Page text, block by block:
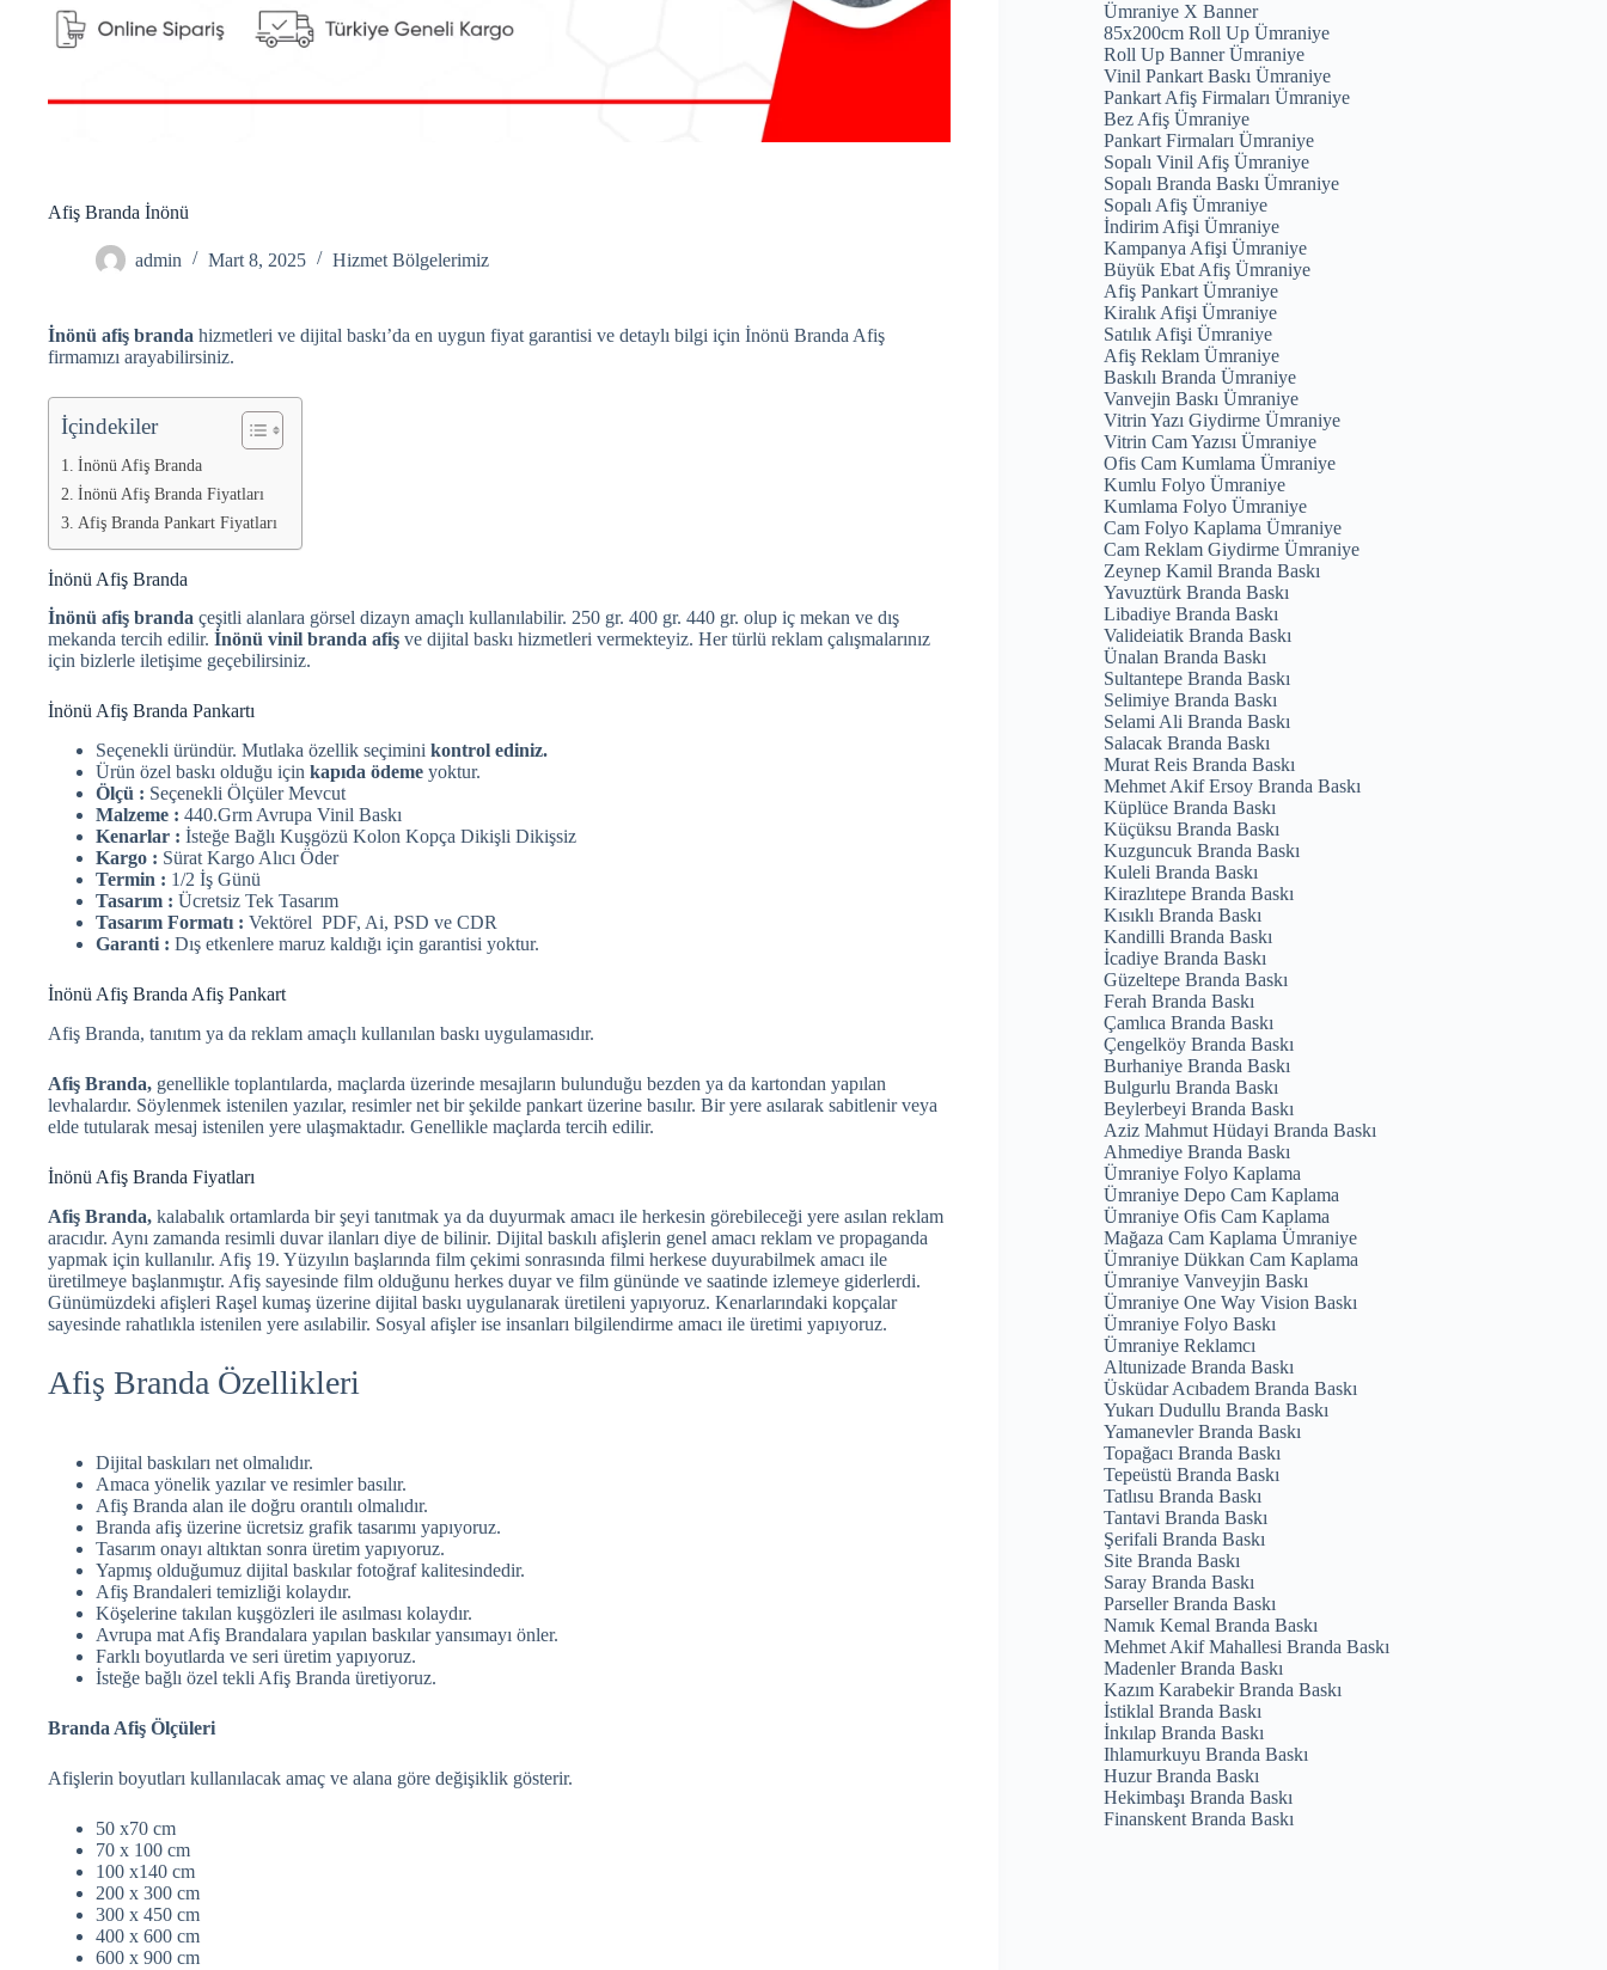
Afiş Branda İnönü
admin Mart 8, 2025 Hizmet Bölgelerimiz
İnönü afiş branda hizmetleri ve dijital baskı’da en uygun fiyat garantisi ve detaylı bilgi için İnönü Branda Afiş
firmamızı arayabilirsiniz.
İçindekiler
İnönü Afiş Branda
İnönü Afiş Branda Fiyatları
Afiş Branda Pankart Fiyatları
İnönü Afiş Branda
İnönü afiş branda çeşitli alanlara görsel dizayn amaçlı kullanılabilir. 250 gr. 400 gr. 440 gr. olup iç mekan ve dış
mekanda tercih edilir. İnönü vinil branda afiş ve dijital baskı hizmetleri vermekteyiz. Her türlü reklam çalışmalarınız
için bizlerle iletişime geçebilirsiniz.
İnönü Afiş Branda Pankartı
Seçenekli üründür. Mutlaka özellik seçimini kontrol ediniz.
Ürün özel baskı olduğu için kapıda ödeme yoktur.
Ölçü : Seçenekli Ölçüler Mevcut
Malzeme : 440.Grm Avrupa Vinil Baskı
Kenarlar : İsteğe Bağlı Kuşgözü Kolon Kopça Dikişli Dikişsiz
Kargo : Sürat Kargo Alıcı Öder
Termin : 1/2 İş Günü
Tasarım : Ücretsiz Tek Tasarım
Tasarım Formatı : Vektörel PDF, Ai, PSD ve CDR
Garanti : Dış etkenlere maruz kaldığı için garantisi yoktur.
İnönü Afiş Branda Afiş Pankart
Afiş Branda, tanıtım ya da reklam amaçlı kullanılan baskı uygulamasıdır.
Afiş Branda, genellikle toplantılarda, maçlarda üzerinde mesajların bulunduğu bezden ya da kartondan yapılan
levhalardır. Söylenmek istenilen yazılar, resimler net bir şekilde pankart üzerine basılır. Bir yere asılarak sabitlenir veya
elde tutularak mesaj istenilen yere ulaşmaktadır. Genellikle maçlarda tercih edilir.
İnönü Afiş Branda Fiyatları
Afiş Branda, kalabalık ortamlarda bir şeyi tanıtmak ya da duyurmak amacı ile herkesin görebileceği yere asılan reklam
aracıdır. Aynı zamanda resimli duvar ilanları diye de bilinir. Dijital baskılı afişlerin genel amacı reklam ve propaganda
yapmak için kullanılır. Afiş 19. Yüzyılın başlarında film çekimi sonrasında filmi herkese duyurabilmek amacı ile
üretilmeye başlanmıştır. Afiş sayesinde film olduğunu herkes duyar ve film gününde ve saatinde izlemeye giderlerdi.
Günümüzdeki afişleri Raşel kumaş üzerine dijital baskı uygulanarak üretileni yapıyoruz. Kenarlarındaki kopçalar
sayesinde rahatlıkla istenilen yere asılabilir. Sosyal afişler ise insanları bilgilendirme amacı ile üretimi yapıyoruz.
Afiş Branda Özellikleri
Dijital baskıları net olmalıdır.
Amaca yönelik yazılar ve resimler basılır.
Afiş Branda alan ile doğru orantılı olmalıdır.
Branda afiş üzerine ücretsiz grafik tasarımı yapıyoruz.
Tasarım onayı altıktan sonra üretim yapıyoruz.
Yapmış olduğumuz dijital baskılar fotoğraf kalitesindedir.
Afiş Brandaleri temizliği kolaydır.
Köşelerine takılan kuşgözleri ile asılması kolaydır.
Avrupa mat Afiş Brandalara yapılan baskılar yansımayı önler.
Farklı boyutlarda ve seri üretim yapıyoruz.
İsteğe bağlı özel tekli Afiş Branda üretiyoruz.
Branda Afiş Ölçüleri
Afişlerin boyutları kullanılacak amaç ve alana göre değişiklik gösterir.
50 x70 cm
70 x 100 cm
100 x140 cm
200 x 300 cm
300 x 450 cm
400 x 600 cm
600 x 900 cm
Ümraniye X Banner
85x200cm Roll Up Ümraniye
Roll Up Banner Ümraniye
Vinil Pankart Baskı Ümraniye
Pankart Afiş Firmaları Ümraniye
Bez Afiş Ümraniye
Pankart Firmaları Ümraniye
Sopalı Vinil Afiş Ümraniye
Sopalı Branda Baskı Ümraniye
Sopalı Afiş Ümraniye
İndirim Afişi Ümraniye
Kampanya Afişi Ümraniye
Büyük Ebat Afiş Ümraniye
Afiş Pankart Ümraniye
Kiralık Afişi Ümraniye
Satılık Afişi Ümraniye
Afiş Reklam Ümraniye
Baskılı Branda Ümraniye
Vanvejin Baskı Ümraniye
Vitrin Yazı Giydirme Ümraniye
Vitrin Cam Yazısı Ümraniye
Ofis Cam Kumlama Ümraniye
Kumlu Folyo Ümraniye
Kumlama Folyo Ümraniye
Cam Folyo Kaplama Ümraniye
Cam Reklam Giydirme Ümraniye
Zeynep Kamil Branda Baskı
Yavuztürk Branda Baskı
Libadiye Branda Baskı
Valideiatik Branda Baskı
Ünalan Branda Baskı
Sultantepe Branda Baskı
Selimiye Branda Baskı
Selami Ali Branda Baskı
Salacak Branda Baskı
Murat Reis Branda Baskı
Mehmet Akif Ersoy Branda Baskı
Küplüce Branda Baskı
Küçüksu Branda Baskı
Kuzguncuk Branda Baskı
Kuleli Branda Baskı
Kirazlıtepe Branda Baskı
Kısıklı Branda Baskı
Kandilli Branda Baskı
İcadiye Branda Baskı
Güzeltepe Branda Baskı
Ferah Branda Baskı
Çamlıca Branda Baskı
Çengelköy Branda Baskı
Burhaniye Branda Baskı
Bulgurlu Branda Baskı
Beylerbeyi Branda Baskı
Aziz Mahmut Hüdayi Branda Baskı
Ahmediye Branda Baskı
Ümraniye Folyo Kaplama
Ümraniye Depo Cam Kaplama
Ümraniye Ofis Cam Kaplama
Mağaza Cam Kaplama Ümraniye
Ümraniye Dükkan Cam Kaplama
Ümraniye Vanveyjin Baskı
Ümraniye One Way Vision Baskı
Ümraniye Folyo Baskı
Ümraniye Reklamcı
Altunizade Branda Baskı
Üsküdar Acıbadem Branda Baskı
Yukarı Dudullu Branda Baskı
Yamanevler Branda Baskı
Topağacı Branda Baskı
Tepeüstü Branda Baskı
Tatlısu Branda Baskı
Tantavi Branda Baskı
Şerifali Branda Baskı
Site Branda Baskı
Saray Branda Baskı
Parseller Branda Baskı
Namık Kemal Branda Baskı
Mehmet Akif Mahallesi Branda Baskı
Madenler Branda Baskı
Kazım Karabekir Branda Baskı
İstiklal Branda Baskı
İnkılap Branda Baskı
Ihlamurkuyu Branda Baskı
Huzur Branda Baskı
Hekimbaşı Branda Baskı
Finanskent Branda Baskı